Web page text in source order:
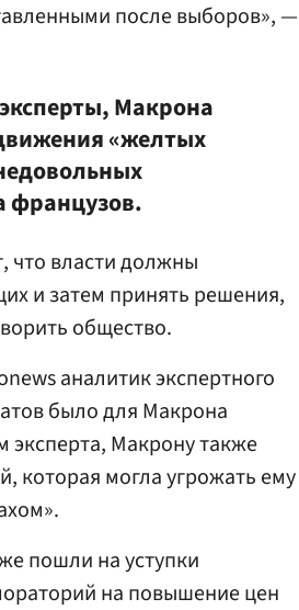
после выборов», —
Макрона
«желтых
французов.
что власти должны
и затем принять решения,
общество.
аналитик экспертного
было для Макрона
эксперта, Макрону также
которая могла угрожать ему
пошли на уступки
на повышение цен